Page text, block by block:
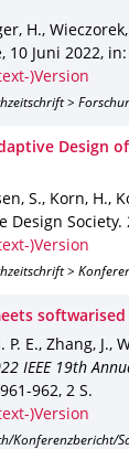
H.,
, 10 Juni 2022, in:
)Version
>
Design
S., Korn, H.,
Design Society.
)Version
>
E., Zhang, J.,
IEEE 19th
962, 2 S.
)Version
Konferenzbericht/